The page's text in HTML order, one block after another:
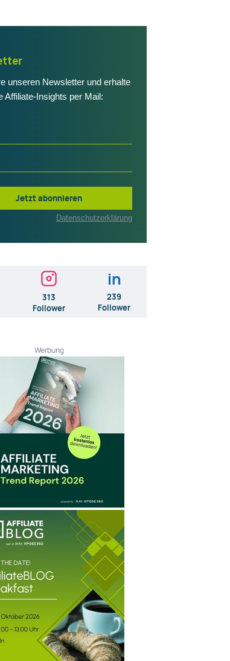
unseren Newsletter und erhalte
Affiliate-Insights per Mail:
Jetzt abonnieren
Datenschutzerklärung
313
Follower
in
239
Follower
Werbung